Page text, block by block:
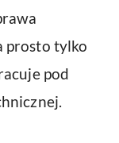
prosto tylko
pod